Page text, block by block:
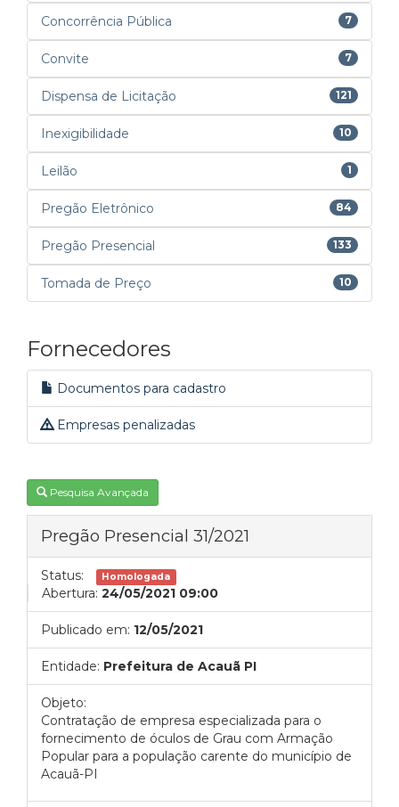
Concorrência Pública 7
Convite 7
Dispensa de Licitação 121
Inexigibilidade 10
Leilão 1
Pregão Eletrônico 84
Pregão Presencial 133
Tomada de Preço 10
Fornecedores
Documentos para cadastro
Empresas penalizadas
Pesquisa Avançada
Pregão Presencial 31/2021
Status: Homologada
Abertura: 24/05/2021 09:00
Publicado em: 12/05/2021
Entidade: Prefeitura de Acauã PI
Objeto:
Contratação de empresa especializada para o
fornecimento de óculos de Grau com Armação
Popular para a população carente do município de
Acauã-PI